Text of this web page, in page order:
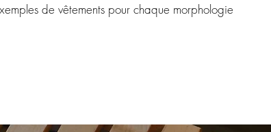
de vêtements pour chaque morphologie